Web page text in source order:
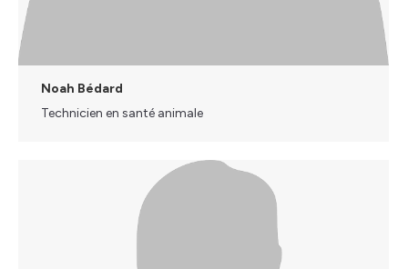
Noah Bédard
Technicien en santé animale